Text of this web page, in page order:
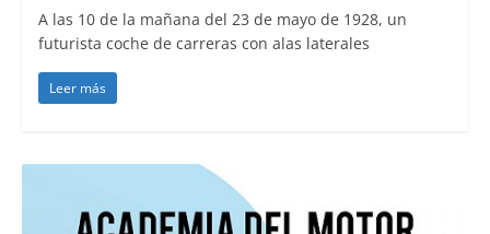
A las 10 de la mañana del 23 de mayo de 1928, un
futurista coche de carreras con alas laterales
Leer más